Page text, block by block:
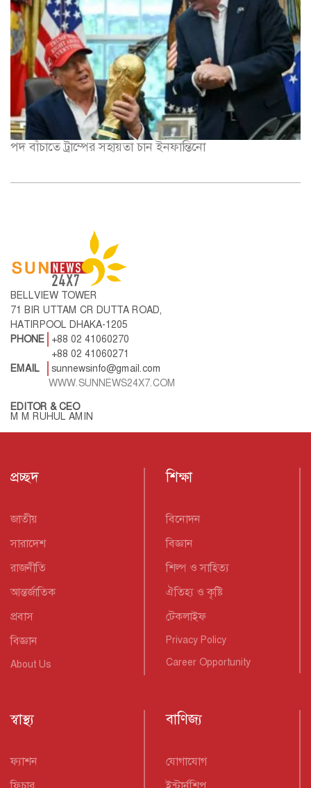
পদ বাঁচাতে ট্রাম্পের সহায়তা চান ইনফান্তিনো
BELLVIEW TOWER
71 BIR UTTAM CR DUTTA ROAD,
HATIRPOOL DHAKA-1205
PHONE
+88 02 41060270
+88 02 41060271
EMAIL
sunnewsinfo@gmail.com
WWW.SUNNEWS24X7.COM
EDITOR & CEO
M M RUHUL AMIN
প্রচ্ছদ
জাতীয়
সারাদেশ
রাজনীতি
আন্তর্জাতিক
প্রবাস
বিজ্ঞান
About Us
শিক্ষা
বিনোদন
বিজ্ঞান
শিল্প ও সাহিত্য
ঐতিহ্য ও কৃষ্টি
টেকলাইফ
Privacy Policy
Career Opportunity
স্বাস্থ্য
ফ্যাশন
বাণিজ্য
যোগাযোগ